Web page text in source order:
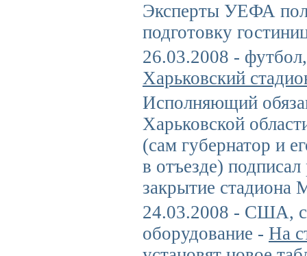
Эксперты УЕФА
подготовку
26.03.2008 -
Харьковский
Исполняющий
Харьковской
(сам губернатор и
в отъезде)
закрытие стадиона
24.03.2008 - США,
оборудование - На